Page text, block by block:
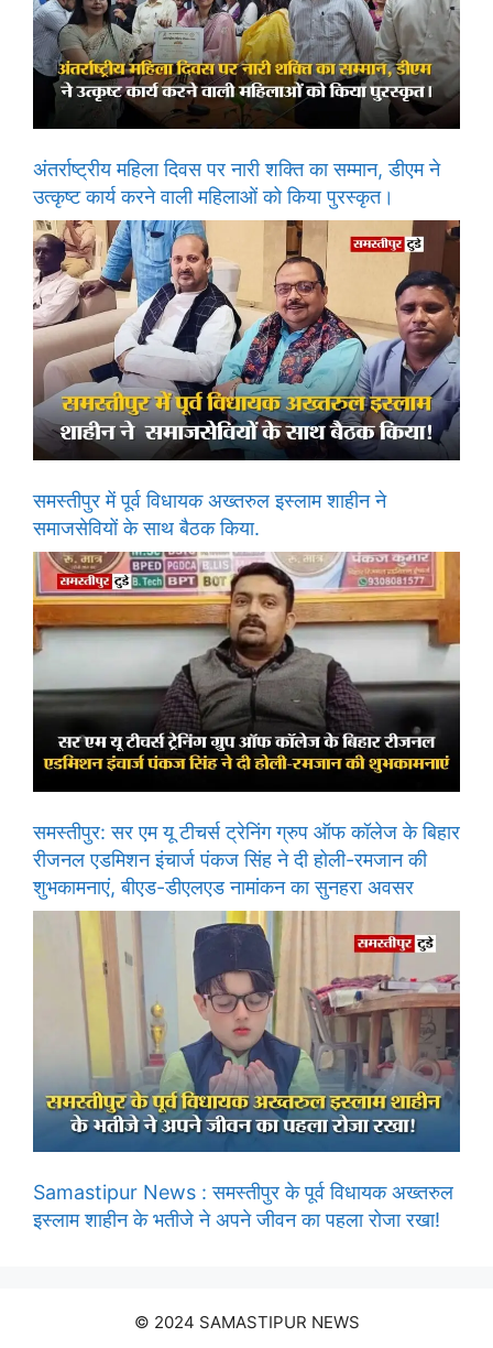
अंतर्राष्ट्रीय महिला दिवस पर नारी शक्ति का सम्मान, डीएम ने
उत्कृष्ट कार्य करने वाली महिलाओं को किया पुरस्कृत।
समस्तीपुर में पूर्व विधायक अख्तरुल इस्लाम शाहीन ने
समाजसेवियों के साथ बैठक किया.
समस्तीपुर: सर एम यू टीचर्स ट्रेनिंग ग्रुप ऑफ कॉलेज के बिहार
रीजनल एडमिशन इंचार्ज पंकज सिंह ने दी होली-रमजान की
शुभकामनाएं, बीएड-डीएलएड नामांकन का सुनहरा अवसर
Samastipur News : समस्तीपुर के पूर्व विधायक अख्तरुल
इस्लाम शाहीन के भतीजे ने अपने जीवन का पहला रोजा रखा!
© 2024 SAMASTIPUR NEWS